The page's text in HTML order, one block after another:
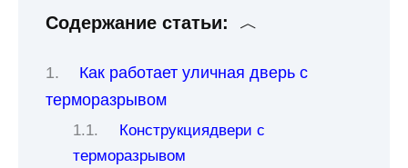
Содержание статьи:
Как работает уличная дверь с
терморазрывом
Конструкциядвери с
терморазрывом